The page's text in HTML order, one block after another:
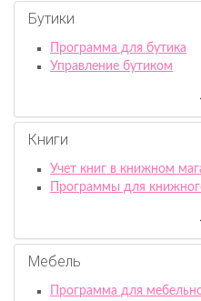
Бутики
Программа для бутика
Управление бутиком
Книги
Учет книг в книжном
Программы для
Мебель
Программа для